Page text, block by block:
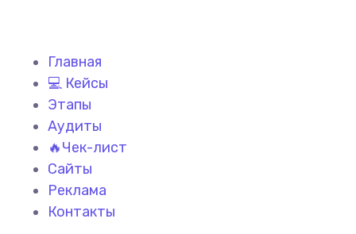
Главная
💻 Кейсы
Этапы
Аудиты
🔥Чек-лист
Сайты
Реклама
Контакты